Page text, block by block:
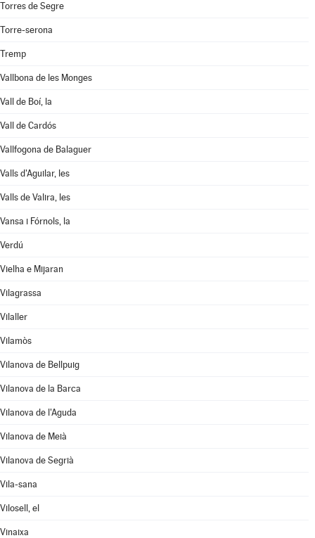
Torres de Segre
Torre-serona
Tremp
Vallbona de les Monges
Vall de Boí, la
Vall de Cardós
Vallfogona de Balaguer
Valls d'Aguilar, les
Valls de Valira, les
Vansa i Fórnols, la
Verdú
Vielha e Mijaran
Vilagrassa
Vilaller
Vilamòs
Vilanova de Bellpuig
Vilanova de la Barca
Vilanova de l'Aguda
Vilanova de Meià
Vilanova de Segrià
Vila-sana
Vilosell, el
Vinaixa